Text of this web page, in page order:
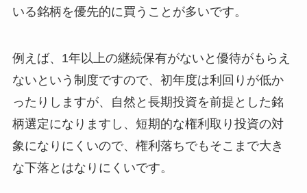
いる銘柄を優先的に買うことが多いです。
例えば、1年以上の継続保有がないと優待がもらえ
ないという制度ですので、初年度は利回りが低か
ったりしますが、自然と長期投資を前提とした銘
柄選定になりますし、短期的な権利取り投資の対
象になりにくいので、権利落ちでもそこまで大き
な下落とはなりにくいです。